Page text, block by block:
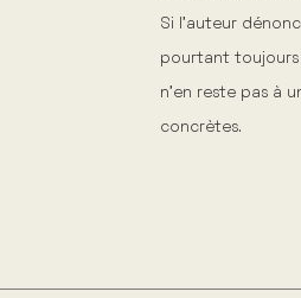
Si l’auteur
pourtant toujours
n’en reste pas à
concrètes.